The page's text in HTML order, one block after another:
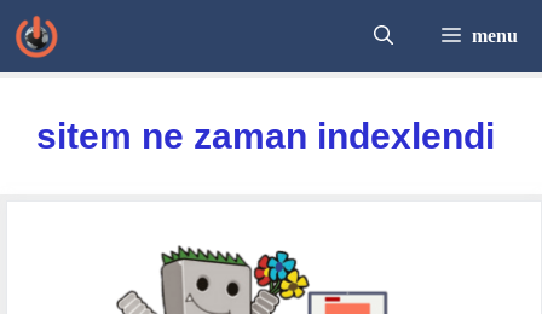
İçeriğe
atla
menu
sitem ne zaman indexlendi